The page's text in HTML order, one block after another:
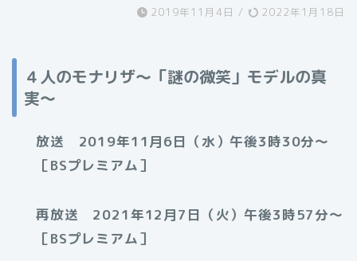
2019年11月4日 / 2022年1月18日
４人のモナリザ～「謎の微笑」モデルの真
実～
放送 2019年11月6日（水）午後3時30分〜
［BSプレミアム］
再放送 2021年12月7日（火）午後3時57分〜
［BSプレミアム］